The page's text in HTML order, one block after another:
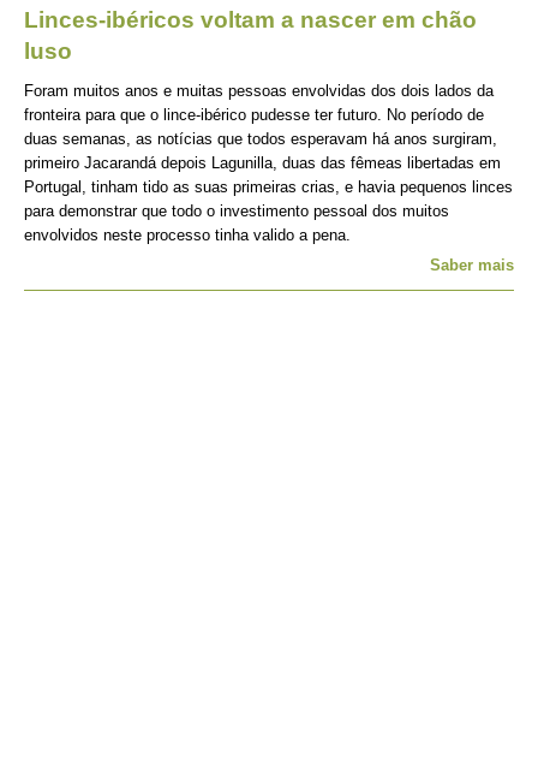
Linces-ibéricos voltam a nascer em chão
luso
Foram muitos anos e muitas pessoas envolvidas dos dois lados da
fronteira para que o lince-ibérico pudesse ter futuro. No período de
duas semanas, as notícias que todos esperavam há anos surgiram,
primeiro Jacarandá depois Lagunilla, duas das fêmeas libertadas em
Portugal, tinham tido as suas primeiras crias, e havia pequenos linces
para demonstrar que todo o investimento pessoal dos muitos
envolvidos neste processo tinha valido a pena.
Saber mais